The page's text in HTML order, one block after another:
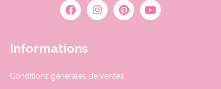
Informations
Conditions générales de ventes